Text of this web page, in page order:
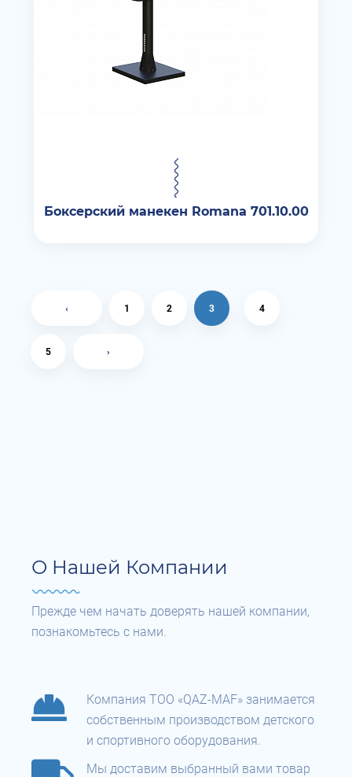
Боксерский манекен Romana 701.10.00
‹ 1 2 3 4
5 ›
О Нашей Компании
Прежде чем начать доверять нашей компании,
познакомьтесь с нами.
Компания ТОО «QAZ-MAF» занимается
собственным производством детского
и спортивного оборудования.
Мы доставим выбранный вами товар